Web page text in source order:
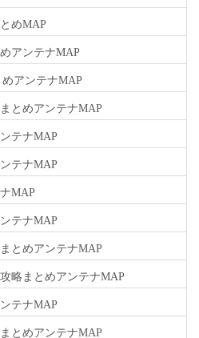
めMAP
アンテナMAP
アンテナMAP
とめアンテナMAP
テナMAP
テナMAP
MAP
テナMAP
とめアンテナMAP
略まとめアンテナMAP
テナMAP
とめアンテナMAP